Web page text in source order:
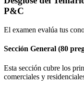
P&C
El examen evalúa tus
Sección General (80
Esta sección cubre los
comerciales y